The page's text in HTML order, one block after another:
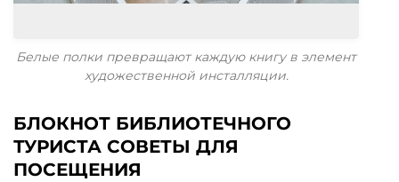
Белые полки превращают каждую книгу в элемент
художественной инсталляции.
БЛОКНОТ БИБЛИОТЕЧНОГО
ТУРИСТА СОВЕТЫ ДЛЯ
ПОСЕЩЕНИЯ